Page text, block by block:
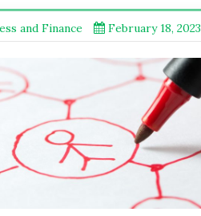
and Finance February 18, 2023